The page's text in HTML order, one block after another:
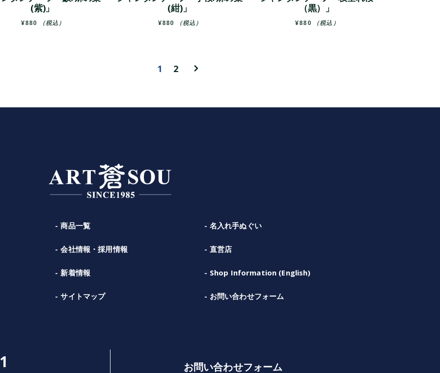
(紫)」
¥880 （税込）
(紺)」
¥880 （税込）
（黒）」
¥880 （税込）
1 2
商品一覧 名入れ手ぬぐい
会社情報・採用情報 直営店
新着情報 Shop Information (English)
サイトマップ お問い合わせフォーム
お問い合わせフォーム